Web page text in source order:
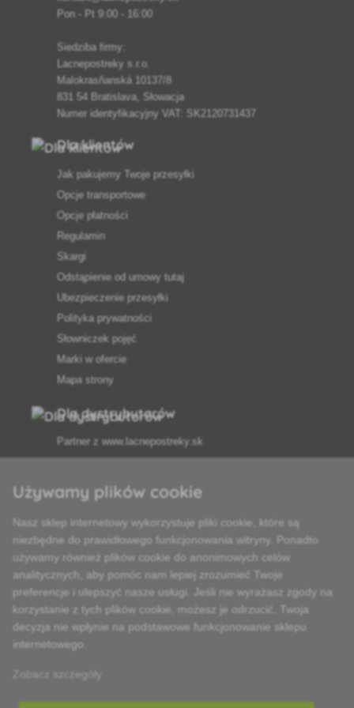
Pon - Pt 9:00 - 16:00
Siedziba firmy:
Lacnepostreky s.r.o.
Malokrasňanská 10137/8
831 54 Bratislava, Słowacja
Numer identyfikacyjny VAT: SK2120731437
Dla klientów
Jak pakujemy Twoje przesyłki
Opcje transportowe
Opcje płatności
Regulamin
Skargi
Odstąpienie od umowy tutaj
Ubezpieczenie przesyłki
Polityka prywatności
Słowniczek pojęć
Marki w ofercie
Mapa strony
Dla dystrybutorów
Partner z www.lacnepostreky.sk
Zawsze służymy fachową poradą
Używamy plików cookie
Nasz sklep internetowy wykorzystuje pliki cookie, które są
niezbędne do prawidłowego funkcjonowania witryny. Ponadto
używamy również plików cookie do anonimowych celów
analitycznych, aby pomóc nam lepiej zrozumieć Twoje
preferencje i ulepszyć nasze usługi. Jeśli nie wyrażasz zgody na
korzystanie z tych plików cookie, możesz je odrzucić. Twoja
decyzja nie wpłynie na podstawowe funkcjonowanie sklepu
internetowego.
Zobacz szczegóły